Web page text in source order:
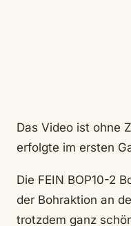
Das Video ist ohne
erfolgte im ersten
Die FEIN BOP10-2
der Bohraktion an
trotzdem ganz